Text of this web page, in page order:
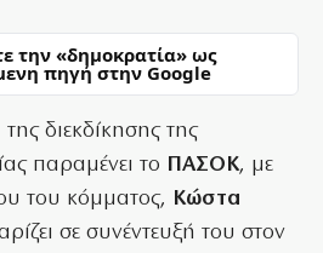
την «δημοκρατία» ως
πηγή στην Google
διεκδίκησης της
παραμένει το ΠΑΣΟΚ, με
του κόμματος, Κώστα
σε συνέντευξή του στον